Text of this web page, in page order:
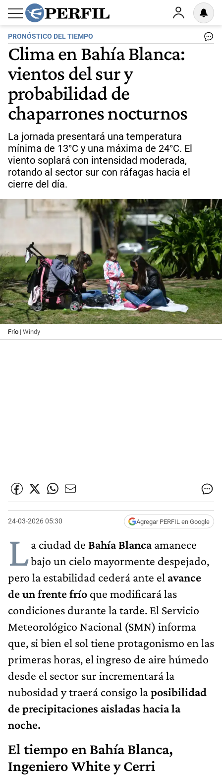
PRONÓSTICO DEL TIEMPO
Clima en Bahía Blanca:
vientos del sur y
probabilidad de
chaparrones nocturnos
La jornada presentará una temperatura
mínima de 13°C y una máxima de 24°C. El
viento soplará con intensidad moderada,
rotando al sector sur con ráfagas hacia el
cierre del día.
Frío | Windy
24-03-2026 05:30 Agregar PERFIL en Google
La ciudad de Bahía Blancaamanece
bajo un cielo mayormente despejado,
pero la estabilidad cederá ante el avance
de un frente frío que modificará las
condiciones durante la tarde. El Servicio
Meteorológico Nacional (SMN) informa
que, si bien el sol tiene protagonismo en las
primeras horas, el ingreso de aire húmedo
desde el sector sur incrementará la
nubosidad y traerá consigo laposibilidad
de precipitaciones aisladas hacia la
noche.
El tiempo en Bahía Blanca,
Ingeniero White y Cerri